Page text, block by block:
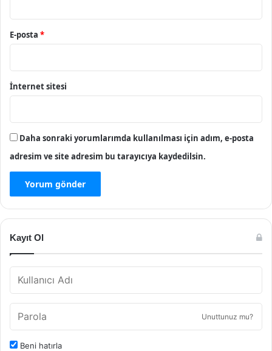
E-posta *
İnternet sitesi
Daha sonraki yorumlarımda kullanılması için adım, e-posta
adresim ve site adresim bu tarayıcıya kaydedilsin.
Kayıt Ol
Unuttunuz mu?
Beni hatırla